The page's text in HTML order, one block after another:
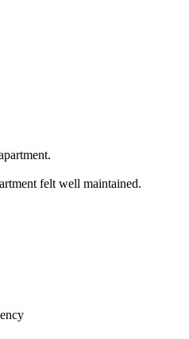
felt well maintained.